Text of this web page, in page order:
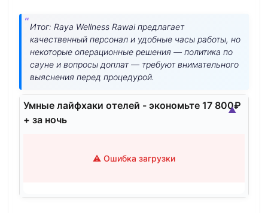
Итог: Raya Wellness Rawai предлагает
качественный персонал и удобные часы работы, но
некоторые операционные решения — политика по
сауне и вопросы доплат — требуют внимательного
выяснения перед процедурой.
Умные лайфхаки отелей - экономьте 17 800₽
+ за ночь
⚠️ Ошибка загрузки
▲